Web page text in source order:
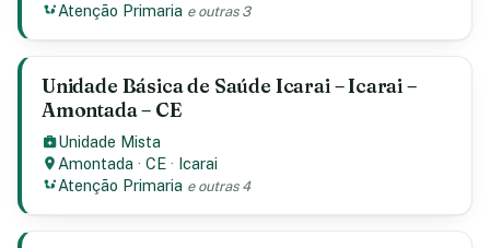
Atenção Primaria e outras 3
Unidade Básica de Saúde Icarai – Icarai –
Amontada – CE
Unidade Mista
Amontada ·CE · Icarai
Atenção Primaria e outras 4